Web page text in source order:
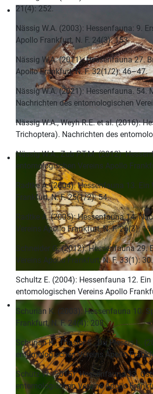
21(4): 252.
Nässig W.A. (2003): Hessenfauna: 9.
Apollo Frankfurt, N. F. 24(3): 153.
Nässig W.A. (2011): Hessenfauna 27.
Apollo Frankfurt, N. F. 32(1/2): 46–47.
Nässig W.A. (2021): Hessenfauna.
Nachrichten des entomologischen
Nässig W.A., Weyh R.E. et al. (2016):
Trichoptera). Nachrichten des
Nässig W.A., Zub P.T.M. (2012):
entomologischen Vereins Apollo
Radtke A. (2004): Hessenfauna 13.
Frankfurt, N. F. 25(1/2): 54.
Radtke A. (2005): Hessenfauna 14.
Vereins Apollo Frankfurt, N. F. 26(3):
Schneider G. (2012): Hessenfauna
Vereins Apollo Frankfurt, N. F. 33(1): 30.
Schultz E. (2004): Hessenfauna 12.
entomologischen Vereins Apollo
Schurian K. (2003): Hessenfauna 10.
Frankfurt, N. F. 24(4): 208.
Schurian K., Thasler S., Du Plessis L.
entomologischen Vereins Apollo
Schütz W. (2015): Hessenfauna 33.
entomologischen Vereins Apollo